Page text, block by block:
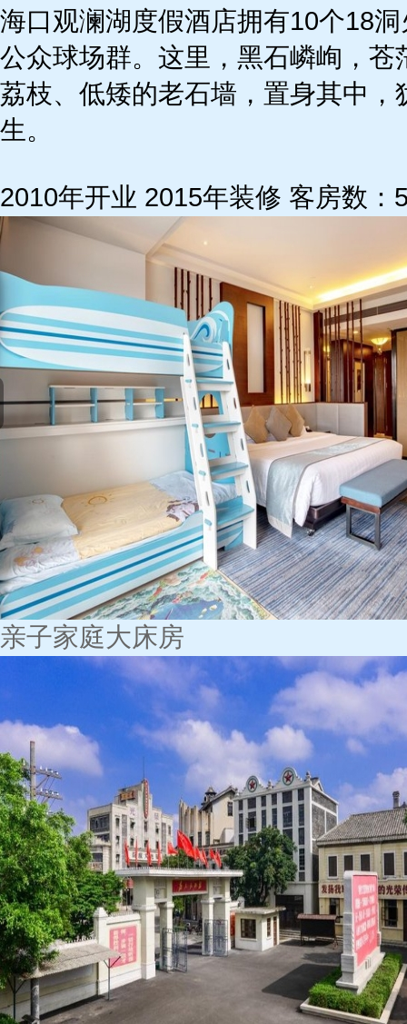
海口观澜湖度假酒店拥有10个18
公众球场群。这里，黑石嶙峋，
荔枝、低矮的老石墙，置身其中，
生。
2010年开业 2015年装修 客房数：
亲子家庭大床房